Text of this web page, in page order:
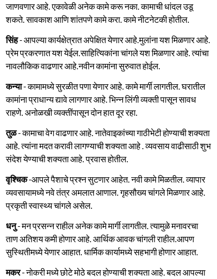
जाणवणार आहे. एकावेळी अनेक कामे करू नका. कामाची धांदल उडू
शकते. सावकाश आणि शांतपणे कामे करा. कामे नीटनेटकी होतील.
सिंह- आपल्या कार्यक्षेत्रात अपेक्षित येणार आहे.मुलांना यश मिळणार आहे.
प्रेम प्रकरणात यश येईल.साहित्यिकांना चांगले यश मिळणार आहे. त्यांचा
नावलौकिक वाढणार आहे.नवीन कामांना सुरुवात होईल.
कन्या- कामामध्ये सुरळीत पणा येणार आहे. कामे मार्गी लागतील. घरातील
कामांना प्राधान्य द्यावे लागणार आहे. भिन्न लिंगी व्यक्ती पासून सावध
राहणे. अनोळखी व्यक्तींपासून दोन हात दूर रहा.
तुळ- कामाचा वेग वाढणार आहे. नातेवाइकांच्या गाठीभेटी होण्याची शक्यता
आहे. त्यांना मदत करावी लागण्याची शक्यता आहे . व्यवसाय वाढीसाठी शुभ
संदेश येण्याची शक्यता आहे. प्रवास होतील.
वृश्चिक-आपले पैशाचे प्रश्न सुटणार आहेत. नवी कामे मिळतील. व्यापार
व्यवसायामध्ये नवे तंत्र अमलात आणाल. गृहसौख्य चांगले मिळणार आहे.
प्रकृती स्वास्थ्य चांगले असेल.
धनु- मन प्रसन्न राहील अनेक कामे मार्गी लागतील. त्यामुळे मनावरचा
ताण अतिशय कमी होणार आहे. आर्थिक आवक चांगली राहील.आपण
सुस्थितीमध्ये येणार आहात. धार्मिक कार्यामध्ये सहभागी होणार आहात.
मकर- नोकरी मध्ये छोटे मोठे बदल होण्याची शक्यता आहे. बदल आपल्या